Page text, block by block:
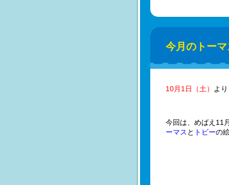
今月のトー
10月1日（土） よ
今回は、めばえ11
ーマス と トビーの